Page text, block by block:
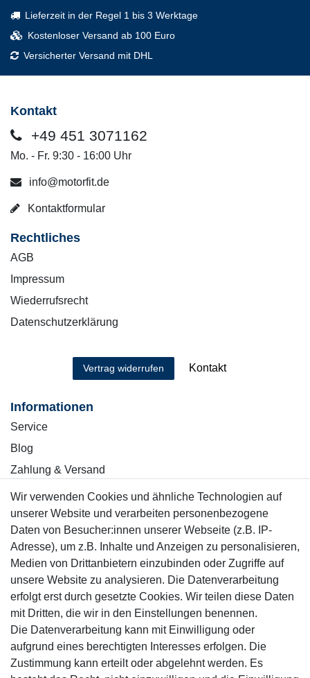
Lieferzeit in der Regel 1 bis 3 Werktage
Kostenloser Versand ab 100 Euro
Versicherter Versand mit DHL
Kontakt
+49 451 3071162
Mo. - Fr. 9:30 - 16:00 Uhr
info@motorfit.de
Kontaktformular
Rechtliches
AGB
Impressum
Wiederrufsrecht
Datenschutzerklärung
Vertrag widerrufen Kontakt
Informationen
Service
Blog
Zahlung & Versand
Sicher einkaufen
Mitglied
Wir verwenden Cookies und ähnliche Technologien auf
unserer Website und verarbeiten personenbezogene
Daten von Besucher:innen unserer Webseite (z.B. IP-
Adresse), um z.B. Inhalte und Anzeigen zu personalisieren,
Medien von Drittanbietern einzubinden oder Zugriffe auf
unsere Website zu analysieren. Die Datenverarbeitung
erfolgt erst durch gesetzte Cookies. Wir teilen diese Daten
mit Dritten, die wir in den Einstellungen benennen.
Die Datenverarbeitung kann mit Einwilligung oder
aufgrund eines berechtigten Interesses erfolgen. Die
Zustimmung kann erteilt oder abgelehnt werden. Es